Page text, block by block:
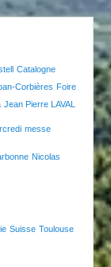
Catalogne
Corbières Foire
Jean Pierre LAVAL
messe
Nicolas
Suisse Toulouse